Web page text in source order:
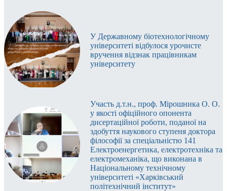
У Державному біотехнологічному
університеті відбулося урочисте
вручення відзнак працівникам
університету
Участь д.т.н., проф. Мірошника О. О.
у якості офіційного опонента
дисертаційної роботи, поданої на
здобуття наукового ступеня доктора
філософії за спеціальністю 141
Електроенергетика, електротехніка та
електромеханіка, що виконана в
Національному технічному
університеті «Харківський
політехнічний інститут»